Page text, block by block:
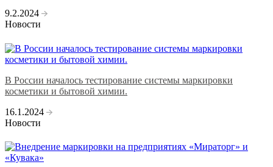
9.2.2024
Новости
В России началось тестирование системы маркировки
косметики и бытовой химии.
16.1.2024
Новости